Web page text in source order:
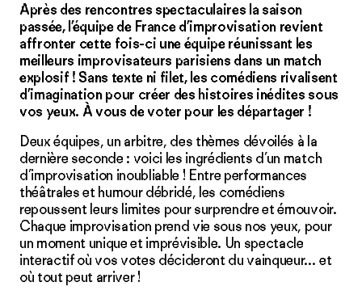
Après des rencontres spectaculaires la saison
passée, l’équipe de France d’improvisation revient
affronter cette fois-ci une équipe réunissant les
meilleurs improvisateurs parisiens dans un match
explosif ! Sans texte ni filet, les comédiens rivalisent
d’imagination pour créer des histoires inédites sous
vos yeux. À vous de voter pour les départager !
Deux équipes, un arbitre, des thèmes dévoilés à la
dernière seconde : voici les ingrédients d’un match
d’improvisation inoubliable ! Entre performances
théâtrales et humour débridé, les comédiens
repoussent leurs limites pour surprendre et émouvoir.
Chaque improvisation prend vie sous nos yeux, pour
un moment unique et imprévisible. Un spectacle
interactif où vos votes décideront du vainqueur… et
où tout peut arriver !